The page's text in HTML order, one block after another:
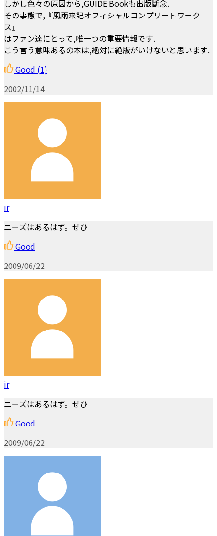
しかし色々の原因から,GUIDE Bookも出版斷念.
その事態で,『風雨来記オフィシャルコンプリートワーク
ス』
はファン達にとって,唯一つの重要情報です.
こう言う意味あるの本は,絶対に絶版がいけないと思います.
Good (1)
2002/11/14
ir
ニーズはあるはず。ぜひ
Good
2009/06/22
ir
ニーズはあるはず。ぜひ
Good
2009/06/22